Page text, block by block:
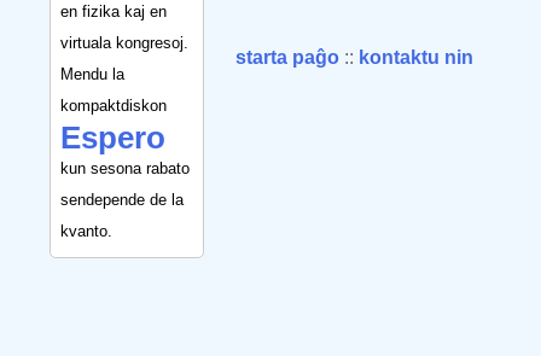
en fizika kaj en
virtuala kongresoj.
Mendu la
kompaktdiskon
Espero
kun sesona rabato
sendepende de la
kvanto.
starta paĝo :: kontaktu nin